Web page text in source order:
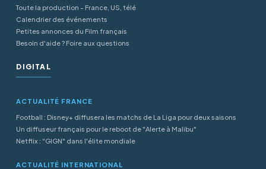
Toute la production - France, US, télé
Calendrier des événements
Petites annonces du Film français
Besoin d'aide ? Foire aux questions
DIGITAL
ACTUALITÉ FRANCE
Football : Disney+ diffusera les matchs de La Liga pour deux saisons
Un diffuseur français pour le reboot de "Alerte à Malibu"
Netflix : "GIGN" dans l'élite mondiale
ACTUALITÉ INTERNATIONAL